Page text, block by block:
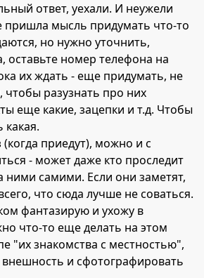
ответ, уехали. И неужели
пришла мысль придумать что-то
но нужно уточнить,
оставьте номер телефона на
их ждать - еще придумать, не
разузнать про них
еще какие, зацепки и т.д. Чтобы
какая.
(когда приедут), можно и с
- может даже кто проследит
ними самими. Если они заметят,
что сюда лучше не соваться.
фантазирую и ухожу в
что-то еще делать на этом
"их знакомства с местностью",
внешность и сфотографировать